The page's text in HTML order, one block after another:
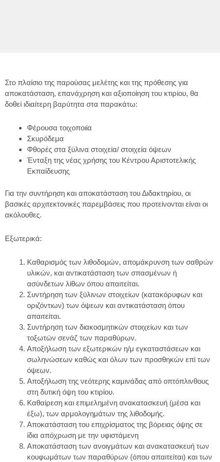
Στο πλαίσιο της παρούσας μελέτης και της πρόθεσης για
αποκατάσταση, επανάχρηση και αξιοποίηση του κτιρίου, θα
δοθεί ιδιαίτερη βαρύτητα στα παρακάτω:
Φέρουσα τοιχοποιία
Σκυρόδεμα
Φθορές στα ξύλινα στοιχεία/ στοιχεία όψεων
Ένταξη της νέας χρήσης του Κέντρου Αριστοτελικής
Εκπαίδευσης
Για την συντήρηση και αποκατάσταση του Διδακτηρίου, οι
βασικές αρχιτεκτονικές παρεμβάσεις που προτείνονται είναι οι
ακόλουθες.
Εξωτερικά:
Καθαρισμός των λιθοδομών, απομάκρυνση των σαθρών
υλικών, και αντικατάσταση των σπασμένων ή
ασύνδετων λίθων όπου απαιτείται.
Συντήρηση των ξύλινων στοιχείων (κατακόρυφων και
οριζόντιων) των όψεων και αντικατάσταση όπου
απαιτείται.
Συντήρηση των διακοσμητικών στοιχείων και των
τοξωτών σενάζ των παραθύρων.
Αποξήλωση των εξωτερικών η/μ εγκαταστάσεων και
σωληνώσεων καθώς και όλων των προσθηκών επί των
όψεων.
Αποξήλωση της νεότερης καμινάδας από οπτόπλινθους
στη δυτική όψη του κτιρίου.
Καθαίρεση και επιμελημένη ανακατασκευή (μέσα και
έξω), των αρμολογημάτων της λιθοδομής.
Αποκατάσταση του επιχρίσματος της βόρειας όψης σε
ίδια απόχρωση με την υφιστάμενη
Αποκατάσταση των ανοιγμάτων και ανακατασκευή των
κουφωμάτων των παραθύρων (όπου απαιτείται) και των